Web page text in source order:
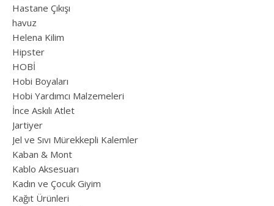
Hastane Çıkışı
havuz
Helena Kilim
Hipster
HOBİ
Hobi Boyaları
Hobi Yardımcı Malzemeleri
İnce Askılı Atlet
Jartiyer
Jel ve Sıvı Mürekkepli Kalemler
Kaban & Mont
Kablo Aksesuarı
Kadın ve Çocuk Giyim
Kağıt Ürünleri